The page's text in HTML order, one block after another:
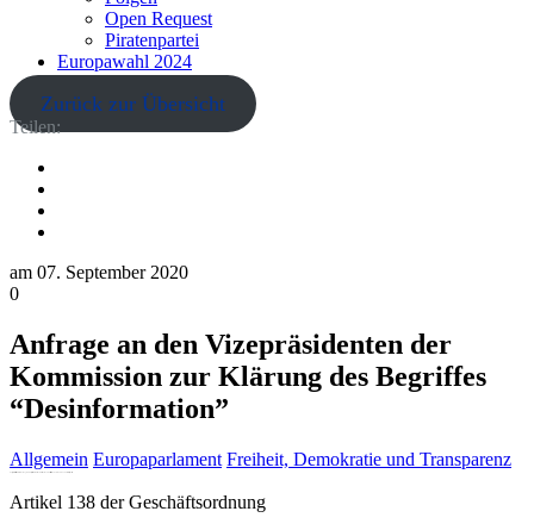
Open Request
Piratenpartei
Europawahl 2024
Zurück zur Übersicht
Teilen:
am 07. September 2020
0
Anfrage an den Vizepräsidenten der
Kommission zur Klärung des Begriffes
“Desinformation”
Allgemein Europaparlament Freiheit, Demokratie und Transparenz
Artikel 138 der Geschäftsordnung